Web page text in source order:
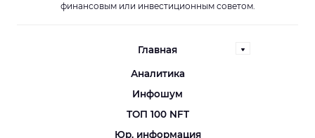
финансовым или инвестиционным советом.
Главная
Аналитика
Инфошум
ТОП 100 NFT
Юр. информация